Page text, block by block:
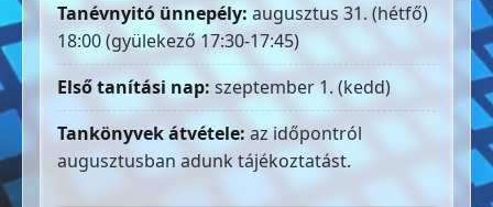
Tanévnyitó ünnepély: augusztus 31. (hétfő)
18:00 (gyülekező 17:30-17:45)
Első tanítási nap: szeptember 1. (kedd)
Tankönyvek átvétele: az időpontról
augusztusban adunk tájékoztatást.